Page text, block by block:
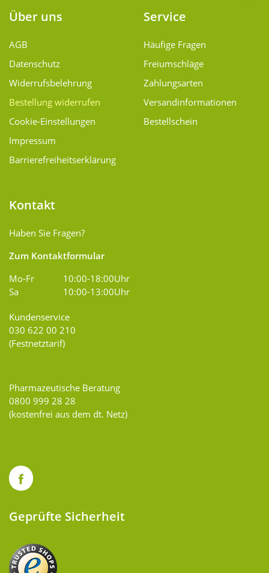
Über uns
AGB
Datenschutz
Widerrufsbelehrung
Bestellung widerrufen
Cookie-Einstellungen
Impressum
Barrierefreiheitserklärung
Service
Häufige Fragen
Freiumschläge
Zahlungsarten
Versand­informationen
Bestellschein
Kontakt
Haben Sie Fragen?
Zum Kontaktformular
Mo-Fr
10:00-18:00Uhr
Sa
10:00-13:00Uhr
Kundenservice
030 622 00 210
(Festnetztarif)
Pharmazeutische Beratung
0800 999 28 28
(kostenfrei aus dem dt. Netz)
Geprüfte Sicherheit